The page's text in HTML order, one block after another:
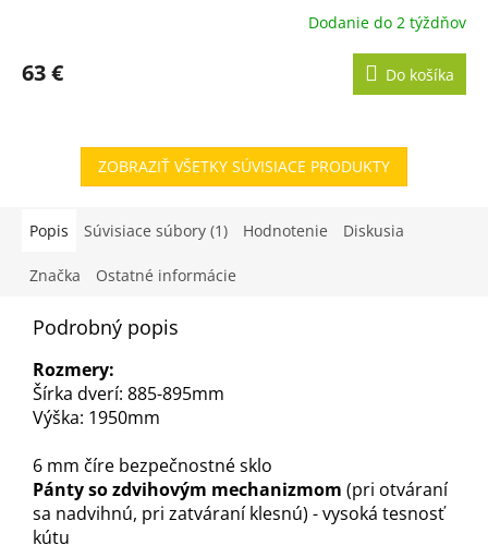
Dodanie do 2 týždňov
63 € Do košíka
ZOBRAZIŤ VŠETKY SÚVISIACE PRODUKTY
Popis Súvisiace súbory (1) Hodnotenie Diskusia
Značka Ostatné informácie
Podrobný popis
Rozmery:
Šírka dverí: 885-895mm
Výška: 1950mm
6 mm číre bezpečnostné sklo
Pánty so zdvihovým mechanizmom (pri otváraní
sa nadvihnú, pri zatváraní klesnú) - vysoká tesnosť
kútu